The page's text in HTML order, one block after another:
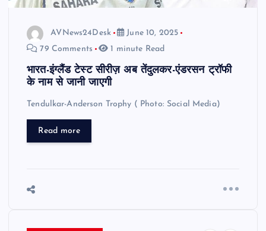
AVNews24Desk
June 10, 2025
79 Comments
1 minute Read
भारत-इंग्लैंड टेस्ट सीरीज़ अब तेंदुलकर-एंडरसन ट्रॉफी
के नाम से जानी जाएगी
Tendulkar-Anderson Trophy ( Photo: Social Media)
Read more